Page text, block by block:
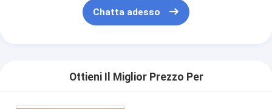
Chatta adesso
Ottieni Il Miglior Prezzo Per